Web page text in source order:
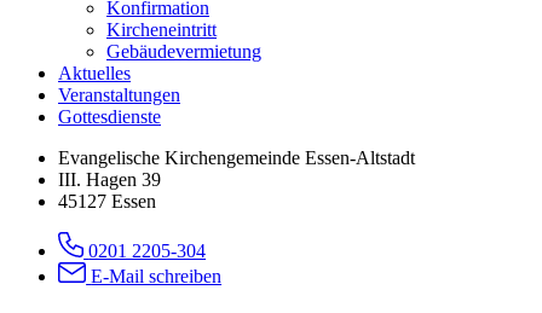
Konfirmation
Kircheneintritt
Gebäudevermietung
Aktuelles
Veranstaltungen
Gottesdienste
Evangelische Kirchengemeinde Essen-Altstadt
III. Hagen 39
45127 Essen
0201 2205-304
E-Mail schreiben